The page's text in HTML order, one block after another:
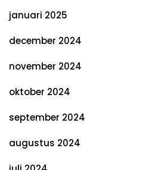
januari 2025
december 2024
november 2024
oktober 2024
september 2024
augustus 2024